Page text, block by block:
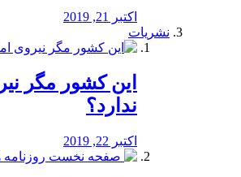
اکتبر 21, 2019
نشریات
این کشور مگر
ندارد؟
اکتبر 22, 2019